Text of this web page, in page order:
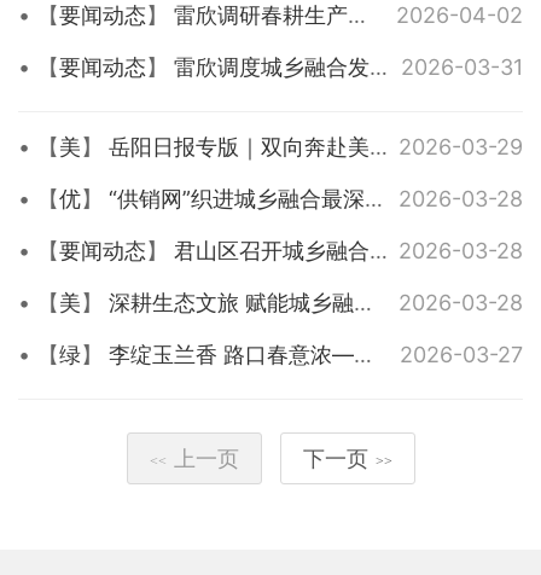
【要闻动态】 雷欣调研春耕生产及城乡融合工作 2026-04-02
【要闻动态】 雷欣调度城乡融合发展工作：以更大力度、更实举措推动见行见效 2026-03-31
【美】 岳阳日报专版｜​双向奔赴美美与共——君山区走出城乡互融共富发展新路径 2026-03-29
【优】 “供销网”织进城乡融合最深处——君山区供销联社四维发力激活为农服务新动能 2026-03-28
【要闻动态】 君山区召开城乡融合发展样板示范区建设行动调研座谈会 2026-03-28
【美】 深耕生态文旅 赋能城乡融合——君山鸟语林生态旅游景区成功获评国家3A级旅游景区 2026-03-28
【绿】 李绽玉兰香 路口春意浓——君山街头繁花点亮洞庭春光 绘就城乡融合新篇 2026-03-27
<< 上一页 下一页 >>